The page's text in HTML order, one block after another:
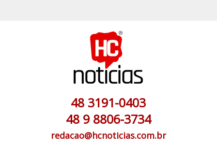
48 3191-0403
48 9 8806-3734
redacao@hcnoticias.com.br